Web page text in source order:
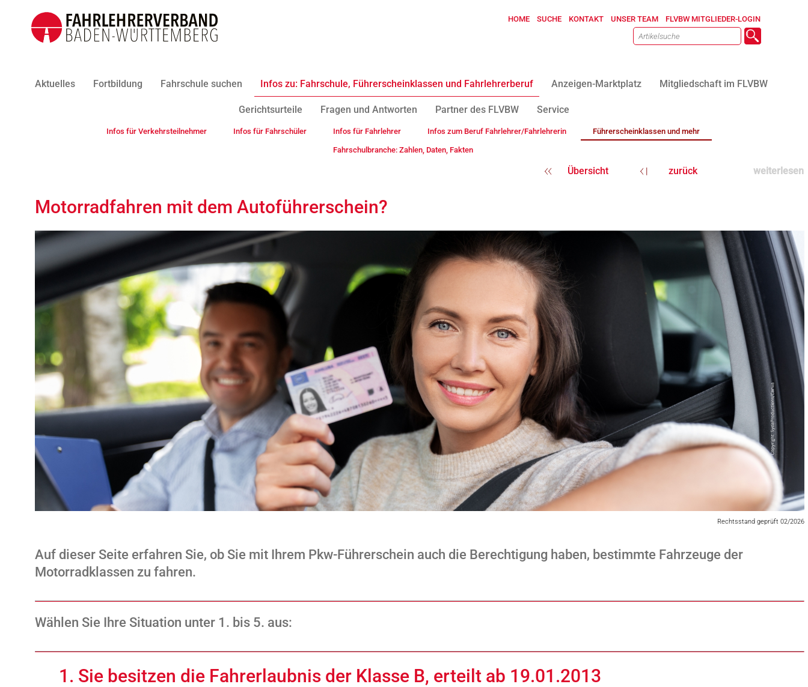
HOME SUCHE KONTAKT UNSER TEAM FLVBW MITGLIEDER-LOGIN
Aktuelles Fortbildung Fahrschule suchen Infos zu: Fahrschule, Führerscheinklassen und Fahrlehrerberuf Anzeigen-Marktplatz Mitgliedschaft im FLVBW
Gerichtsurteile Fragen und Antworten Partner des FLVBW Service
Infos für Verkehrsteilnehmer Infos für Fahrschüler Infos für Fahrlehrer Infos zum Beruf Fahrlehrer/Fahrlehrerin Führerscheinklassen und mehr
Fahrschulbranche: Zahlen, Daten, Fakten
Übersicht zurück weiterlesen
Motorradfahren mit dem Autoführerschein?
Rechtsstand geprüft 02/2026
Auf dieser Seite erfahren Sie, ob Sie mit Ihrem Pkw-Führerschein auch die Berechtigung haben, bestimmte Fahrzeuge der
Motorradklassen zu fahren.
Wählen Sie Ihre Situation unter 1. bis 5. aus:
1. Sie besitzen die Fahrerlaubnis der Klasse B, erteilt ab 19.01.2013